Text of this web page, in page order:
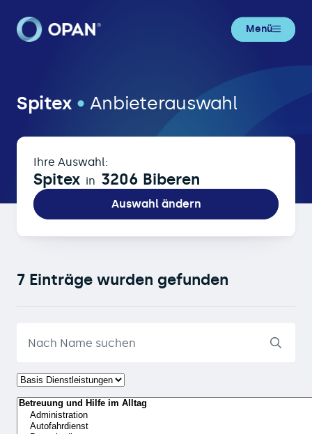
Menü
Spitex • Anbieterauswahl
Ihre Auswahl:
Spitex in 3206 Biberen
Auswahl ändern
7 Einträge wurden gefunden